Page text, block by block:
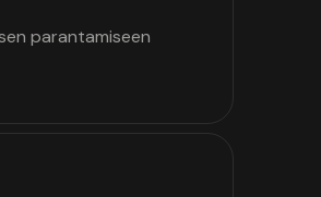
parantamiseen